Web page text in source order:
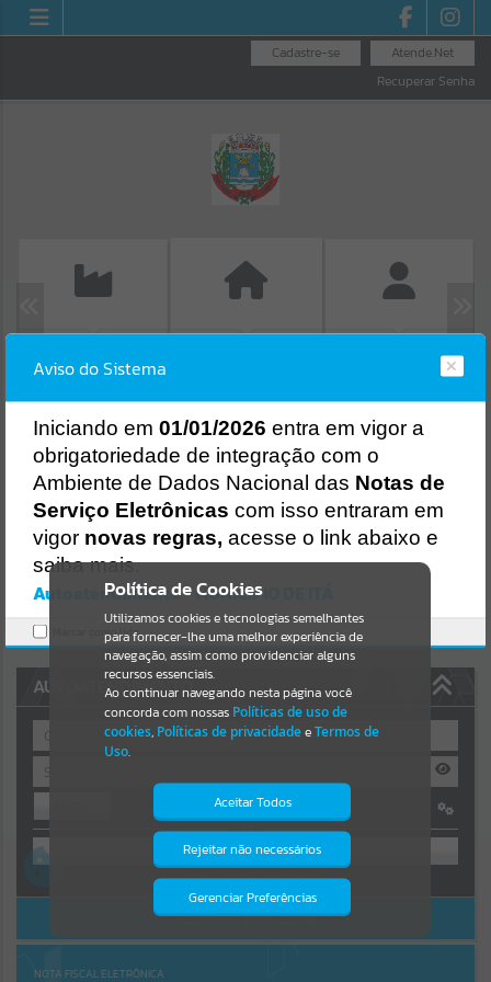
Atende.Net
Cadastre-se
Recuperar Senha
ISS/ALVARÁ
Resultados para""
Portais
Por favor, aguarde...
NOTÍCIAS
Por favor, aguarde...
Por favor, aguarde...
AUTOATENDIMENTO
OU
Cadastre-se|Recuperar Senha
ACESSAR SEM LOGIN
NOTA FISCAL ELETRÔNICA
Política de Cookies
Utilizamos cookies e tecnologias semelhantes
para fornecer-lhe uma melhor experiência de
navegação, assim como providenciar alguns
recursos essenciais.
Ao continuar navegando nesta página você
concorda com nossas Políticas de uso de
cookies, Políticas de privacidadeeTermos de
Uso.
Aceitar Todos
Rejeitar não necessários
Gerenciar Preferências
Isto significa que diversos recursos
providenciados poderão não estar
Aviso do Sistema
Iniciando em 01/01/2026 entra em vigor a
obrigatoriedade de integração com o
Ambiente de Dados Nacional das Notas de
Serviço Eletrônicas com isso entraram em
vigor novas regras, acesse o link abaixo e
saiba mais.
Autoatendimento - MUNICIPIO DE ITÁ
Marcar como lido.
Erro
Gerenciamento do Sistema
CÓDIGO DA MENSAGEM:
Ocorreu um erro de script:
Uncaught SyntaxError: Unexpected token '('
https://ita.atende.net/cidadao/pagina/static/bundle/wpo_index_2_b
ase_l2_portal_editores_sync_e14c26d9c225f7e6839456cea306af19.js
?v=1fa3919d:47
Verificar Mais Detalhes